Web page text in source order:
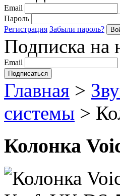
Email
Пароль
Регистрация Забыли пароль?
Подписка на
Email
Главная >
системы >
Колонка